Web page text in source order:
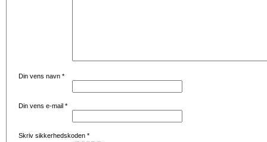
Din vens navn *
Din vens e-mail *
Skriv sikkerhedskoden *